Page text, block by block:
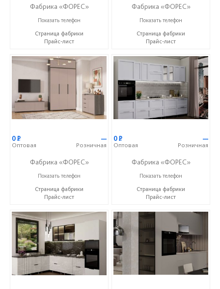
Фабрика «ФОРЕС»
+7 (8412) 73-85-16
Показать телефон
Страница фабрики
Прайс-лист
Фабрика «ФОРЕС»
+7 (8412) 73-85-16
Показать телефон
Страница фабрики
Прайс-лист
0Р
Оптовая
—
Розничная
Фабрика «ФОРЕС»
+7 (8412) 73-85-16
Показать телефон
Страница фабрики
Прайс-лист
0Р
Оптовая
—
Розничная
Фабрика «ФОРЕС»
+7 (8412) 73-85-16
Показать телефон
Страница фабрики
Прайс-лист